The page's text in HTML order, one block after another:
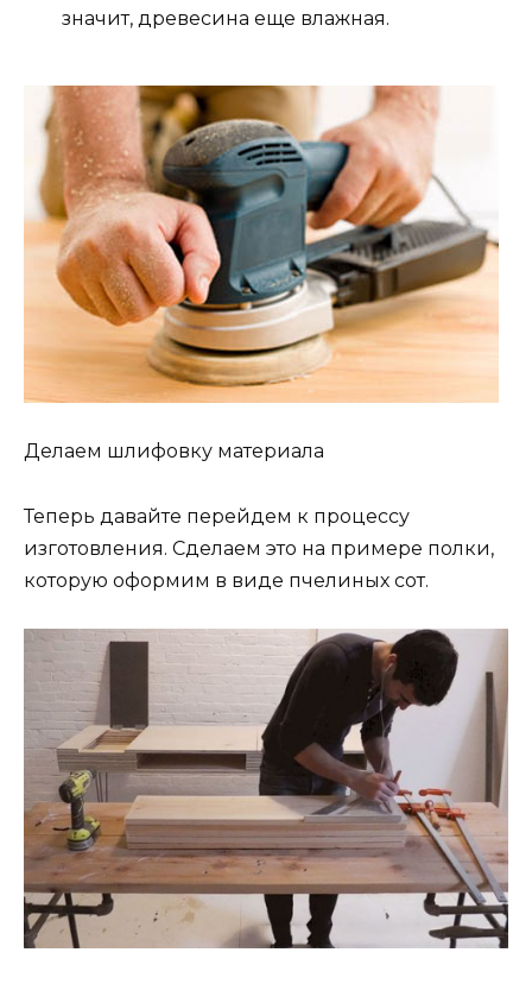
значит, древесина еще влажная.
Делаем шлифовку материала
Теперь давайте перейдем к процессу
изготовления. Сделаем это на примере полки,
которую оформим в виде пчелиных сот.